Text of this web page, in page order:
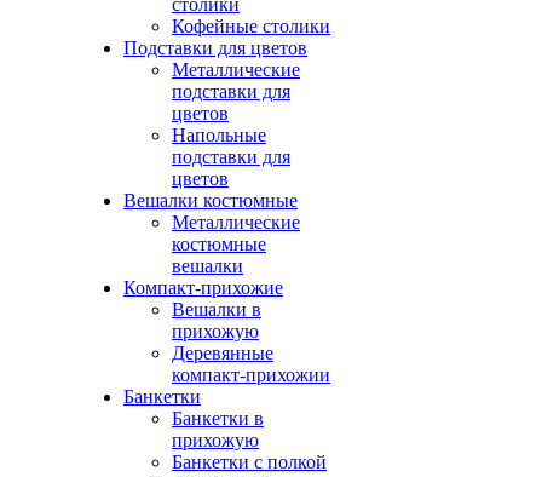
столики
Кофейные столики
Подставки для цветов
Металлические
подставки для
цветов
Напольные
подставки для
цветов
Вешалки костюмные
Металлические
костюмные
вешалки
Компакт-прихожие
Вешалки в
прихожую
Деревянные
компакт-прихожии
Банкетки
Банкетки в
прихожую
Банкетки с полкой